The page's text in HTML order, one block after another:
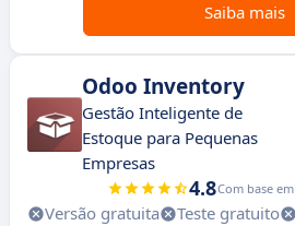
Saiba mais
Odoo Inventory
Gestão Inteligente de
Estoque para Pequenas
Empresas
4.8Com base em
Versão gratuita Teste gratuito